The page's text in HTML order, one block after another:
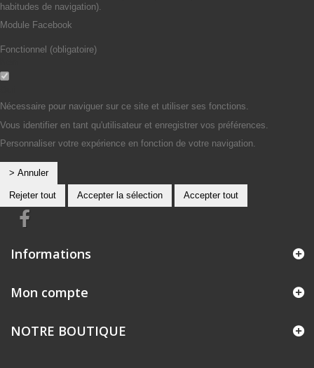
habitudes de navigation).
Module Facebook
Fonctionnel (obligatoire)
Nécessaire pour naviguer sur ce site et utiliser ses fonctions.
Vous identifier en tant qu'utilisateur et enregistrer vos préférences.
Personnaliser votre expérience en fonction de votre navigation.
> Annuler
Rejeter tout Accepter la sélection Accepter tout
Informations
Mon compte
NOTRE BOUTIQUE